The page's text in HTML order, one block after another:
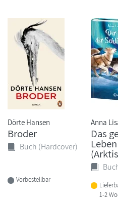
Dörte Hansen
Broder
Buch (Hardcover)
Vorbestellbar
Anna
Das
Leben
1-2